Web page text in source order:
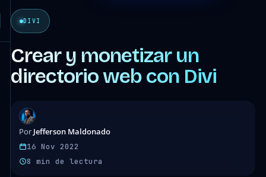
DIVI
Crear y monetizar un
directorio web con Divi
Por Jefferson Maldonado
16 Nov 2022
8 min de lectura